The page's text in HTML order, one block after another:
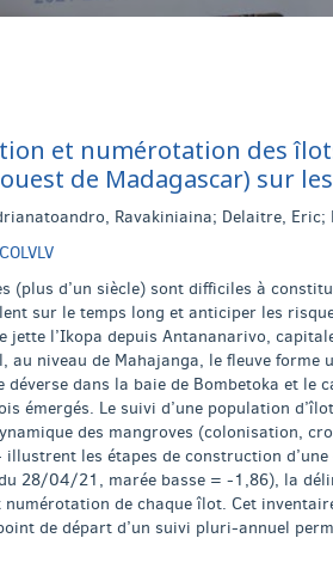
et numérotation des
de Madagascar) sur
Ravakiniaina; Delaitre,
(plus d’un siècle) sont difficiles à
sur le temps long et anticiper les
jette l’Ikopa depuis Antananarivo,
au niveau de Mahajanga, le fleuve
déverse dans la baie de Bombetoka et
émergés. Le suivi d’une population
des mangroves (colonisation,
les étapes de construction
28/04/21, marée basse = -1,86), la
de chaque îlot. Cet
de départ d’un suivi pluri-annuel